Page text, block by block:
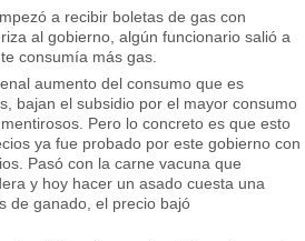
a recibir boletas de gas con
al gobierno, algún funcionario salió a
consumía más gas.
aumento del consumo que es
bajan el subsidio por el mayor consumo
Pero lo concreto es que esto
ya fue probado por este gobierno con
Pasó con la carne vacuna que
y hoy hacer un asado cuesta una
de ganado, el precio bajó